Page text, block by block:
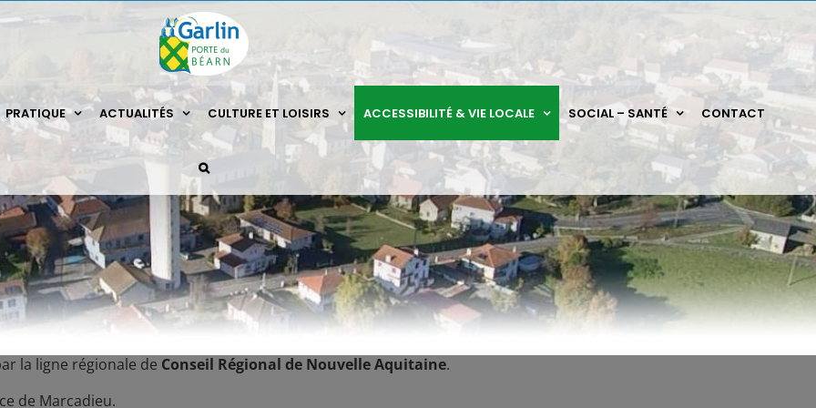
PRATIQUE ACTUALITÉS CULTURE ET LOISIRS ACCESSIBILITÉ & VIE LOCALE SOCIAL – SANTÉ CONTACT
la ligne régionale de Conseil Régional de Nouvelle Aquitaine.
de Marcadieu.